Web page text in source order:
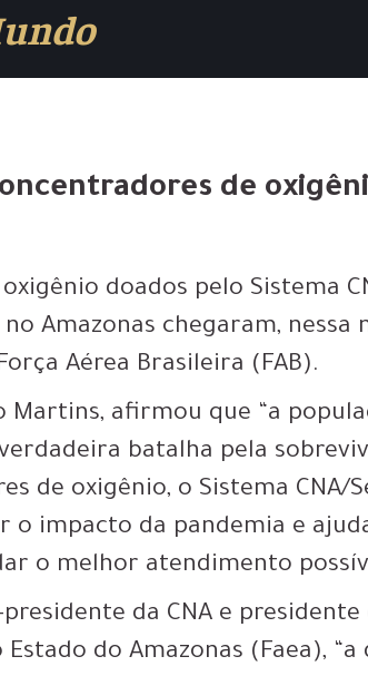
de
doados pelo Sistema
Amazonas chegaram, nessa
Aérea Brasileira (FAB).
Martins, afirmou que “a
batalha pela
de oxigênio, o Sistema CNA/
impacto da pandemia e
o melhor atendimento
da CNA e presidente
do Amazonas (Faea), “a